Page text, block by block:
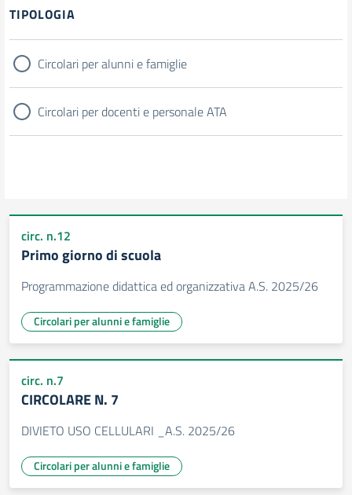
Filtri
TIPOLOGIA
Circolari per alunni e famiglie
Circolari per docenti e personale ATA
circ. n.12
Primo giorno di scuola
Programmazione didattica ed organizzativa A.S. 2025/26
Circolari per alunni e famiglie
circ. n.7
CIRCOLARE N. 7
DIVIETO USO CELLULARI _A.S. 2025/26
Circolari per alunni e famiglie